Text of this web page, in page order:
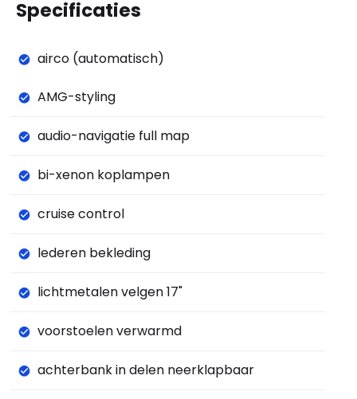
Specificaties
airco (automatisch)
AMG-styling
audio-navigatie full map
bi-xenon koplampen
cruise control
lederen bekleding
lichtmetalen velgen 17"
voorstoelen verwarmd
achterbank in delen neerklapbaar